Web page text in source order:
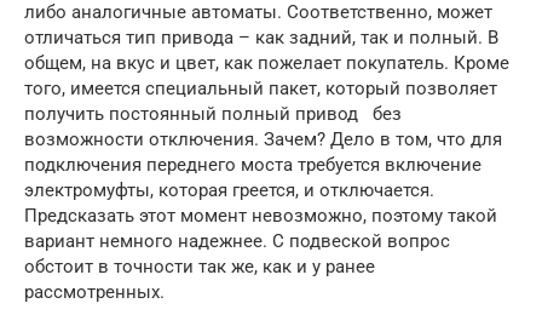
либо аналогичные автоматы. Соответственно, может
отличаться тип привода – как задний, так и полный. В
общем, на вкус и цвет, как пожелает покупатель. Кроме
того, имеется специальный пакет, который позволяет
получить постоянный полный привод без
возможности отключения. Зачем? Дело в том, что для
подключения переднего моста требуется включение
электромуфты, которая греется, и отключается.
Предсказать этот момент невозможно, поэтому такой
вариант немного надежнее. С подвеской вопрос
обстоит в точности так же, как и у ранее
рассмотренных.